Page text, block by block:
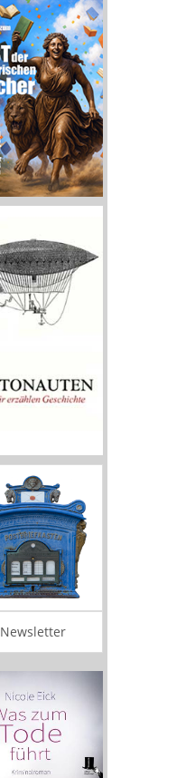
Newsletter